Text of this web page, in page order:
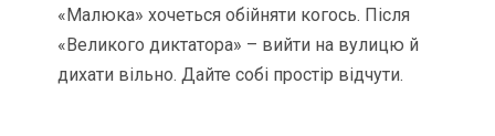
«Малюка» хочеться обійняти когось. Після
«Великого диктатора» – вийти на вулицю й
дихати вільно. Дайте собі простір відчути.